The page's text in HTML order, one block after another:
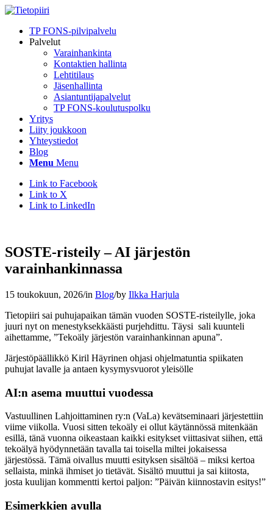
TP FONS-pilvipalvelu
Palvelut
Varainhankinta
Kontaktien hallinta
Lehtitilaus
Jäsenhallinta
Asiantuntijapalvelut
TP FONS-koulutuspolku
Yritys
Liity joukkoon
Yhteystiedot
Blog
Menu Menu
Link to Facebook
Link to X
Link to LinkedIn
SOSTE-risteily – AI järjestön
varainhankinnassa
15 toukokuun, 2026/in Blog/by Ilkka Harjula
Tietopiiri sai puhujapaikan tämän vuoden SOSTE-risteilylle, joka
juuri nyt on menestyksekkäästi purjehdittu. Täysi sali kuunteli
aihettamme, ”Tekoäly järjestön varainhankinnan apuna”.
Järjestöpäällikkö Kiril Häyrinen ohjasi ohjelmatuntia spiikaten
puhujat lavalle ja antaen kysymysvuorot yleisölle
AI:n asema muuttui vuodessa
Vastuullinen Lahjoittaminen ry:n (VaLa) kevätseminaari järjestettiin
viime viikolla. Vuosi sitten tekoäly ei ollut käytännössä mitenkään
esillä, tänä vuonna oikeastaan kaikki esitykset viittasivat siihen, että
tekoälyä hyödynnetään tavalla tai toisella miltei jokaisessa
järjestössä. Tämä oivallus muutti esityksen sisältöä – miksi kertoa
sellaista, minkä ihmiset jo tietävät. Sisältö muuttui ja sai kiitosta,
josta kuulijan kommentti kertoi paljon: ”Päivän kiinnostavin esitys!”
Esimerkkien avulla